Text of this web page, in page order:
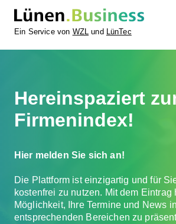
Ein Service von WZL und LünTec
Hereinspaziert
Firmenindex!
Hier melden Sie sich an!
Die Plattform ist einzigartig und für
kostenfrei zu nutzen. Mit dem Eintrag
Möglichkeit, Ihre Termine und News
entsprechenden Bereichen zu